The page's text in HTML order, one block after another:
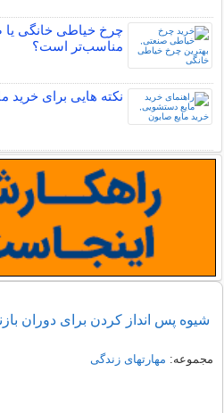
چرخ خیاطی خانگی یا
مناسب‌تر است؟
نکته هایی برای خرید
شیوه پس انداز کردن برای دوران
مجموعه: مهارتهای زندگی